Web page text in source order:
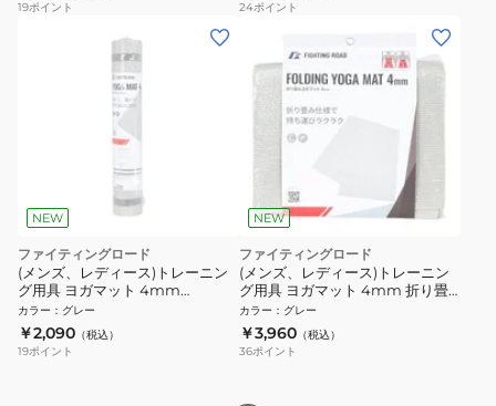
19ポイント
24ポイント
NEW
ファイティングロード
(メンズ、レディース)トレーニン
グ用具 ヨガマット 4mm
FR23CMS0053 GRY
カラー ： グレー
￥2,090 （税込）
19ポイント
NEW
ファイティングロード
(メンズ、レディース)トレーニン
グ用具 ヨガマット 4mm 折り畳
み FR23CMS0052 GRY
カラー ： グレー
￥3,960 （税込）
36ポイント